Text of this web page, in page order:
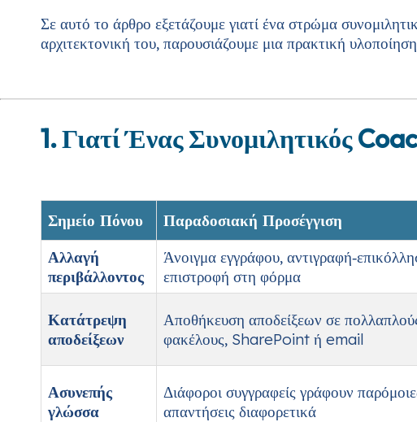
Σε αυτό το άρθρο εξετάζουμε γιατί ένα στρώμα
αρχιτεκτονική του, παρουσιάζουμε μια πρακτική
1. Γιατί Ένας Συνομιλητικός
Σημείο Πόνου Παραδοσιακή Προσέγγιση
Αλλαγή
περιβάλλοντος
Άνοιγμα εγγράφου,
επιστροφή στη φόρμα
Κατάτρεψη
αποδείξεων
Αποθήκευση αποδείξεων σε
φακέλους, SharePoint ή email
Ασυνεπής
γλώσσα
Διάφοροι συγγραφείς γράφουν
απαντήσεις διαφορετικά